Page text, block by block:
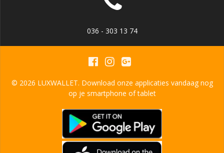
036 - 303 13 74
© 2026 LUXWALLET. Download onze applicaties vandaag nog
op je smartphone of tablet